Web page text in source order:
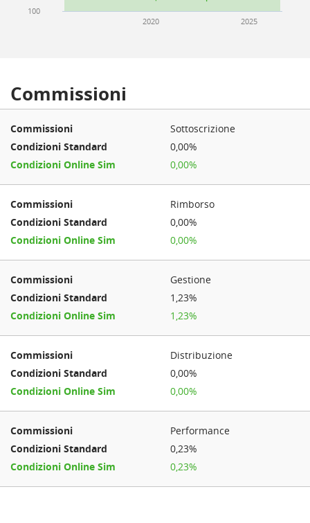
2020 2025
100
Commissioni
Sottoscrizione
0,00%
0,00%
Rimborso
0,00%
0,00%
Gestione
1,23%
1,23%
Distribuzione
0,00%
0,00%
Performance
0,23%
0,23%